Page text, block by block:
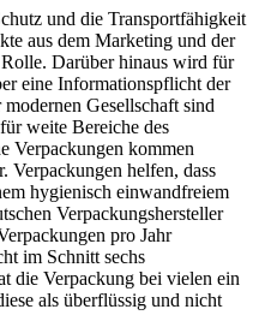
und die Transportfähigkeit
aus dem Marketing und der
Darüber hinaus wird für
eine Informationspflicht der
Gesellschaft sind
weite Bereiche des
Verpackungen kommen
Verpackungen helfen, dass
hygienisch einwandfreiem
Verpackungshersteller
pro Jahr
im Schnitt sechs
die Verpackung bei vielen ein
als überflüssig und nicht